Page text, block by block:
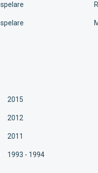
2015
2012
2011
1993 - 1994